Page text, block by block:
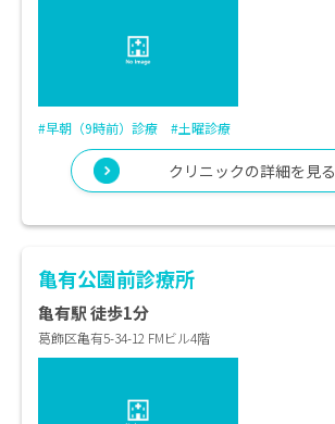
#早朝（9時前）診療 #土曜診療
クリニックの詳細を見る
亀有公園前診療所
亀有駅 徒歩1分
葛飾区亀有5-34-12 FMビル4階